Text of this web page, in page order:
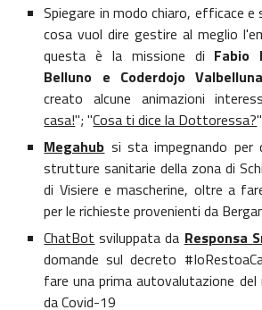
Spiegare in modo chiaro, efficace e
cosa vuol dire gestire al meglio
questa è la missione di Fabio
Belluno e Coderdojo Valbelluna
creato alcune animazioni
casa!"; "Cosa ti dice la Dottoressa?"
Megahub si sta impegnando per
strutture sanitarie della zona di
di Visiere e mascherine, oltre a
per le richieste provenienti da
ChatBot sviluppata da Responsa
domande sul decreto
fare una prima autovalutazione del
da Covid-19